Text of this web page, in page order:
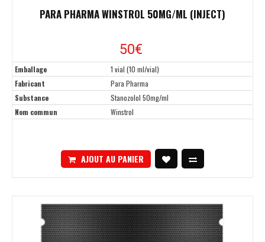
PARA PHARMA WINSTROL 50MG/ML (INJECT)
50€
Emballage
1 vial (10 ml/vial)
Fabricant
Para Pharma
Substance
Stanozolol 50mg/ml
Nom commun
Winstrol
AJOUT AU PANIER